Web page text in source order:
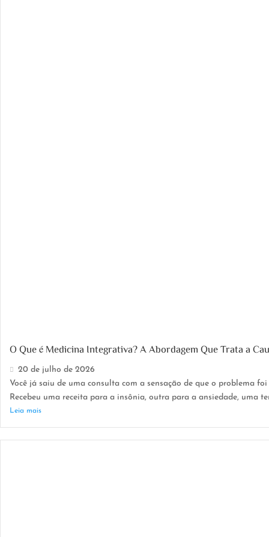
O Que é Medicina Integrativa? A Abordagem Que Trata a
20 de julho de 2026
Você já saiu de uma consulta com a sensação de que o problema
Recebeu uma receita para a insônia, outra para a ansiedade, uma
Leia mais